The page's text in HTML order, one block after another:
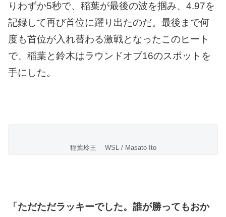
りわずか5秒で、稲葉が最後の波を掴み、4.97を
記録して再び首位に躍り出たのだ。最後まで何
度も首位が入れ替わる激戦となったこのヒート
で、稲葉と鈴木はラウンドオブ16のスポットを
手にした。
稲葉玲王 WSL / Masato Ito
「ただただラッキーでした。誰が勝ってもおか